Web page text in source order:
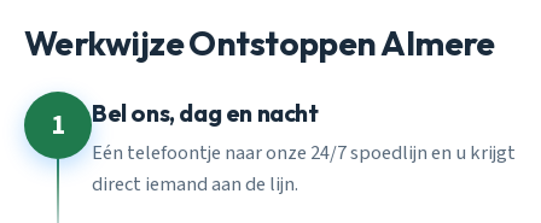
Werkwijze Ontstoppen Almere
1 Bel ons, dag en nacht
Eén telefoontje naar onze 24/7 spoedlijn en u krijgt
direct iemand aan de lijn.